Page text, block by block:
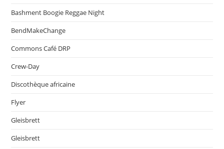
Bashment Boogie Reggae Night
BendMakeChange
Commons Café DRP
Crew-Day
Discothèque africaine
Flyer
Gleisbrett
Gleisbrett